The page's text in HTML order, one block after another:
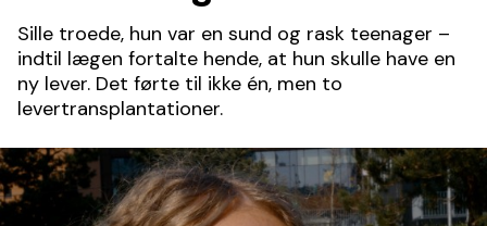
Sille troede, hun var en sund og rask teenager –
indtil lægen fortalte hende, at hun skulle have en
ny lever. Det førte til ikke én, men to
levertransplantationer.